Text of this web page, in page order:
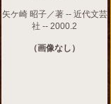
矢ケ崎 昭子／著 -- 近代文芸
社 -- 2000.2
（画像なし）